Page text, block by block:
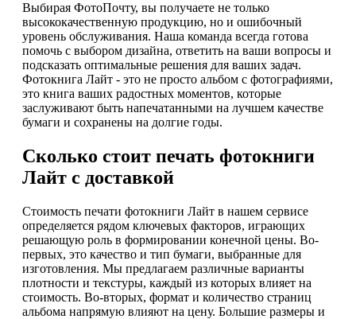
Выбирая ФотоПочту, вы получаете не только
высококачественную продукцию, но и ошибочный
уровень обслуживания. Наша команда всегда готова
помочь с выбором дизайна, ответить на ваши вопросы и
подсказать оптимальные решения для ваших задач.
Фотокнига Лайт - это не просто альбом с фотографиями,
это книга ваших радостных моментов, которые
заслуживают быть напечатанными на лучшем качестве
бумаги и сохранены на долгие годы.
Сколько стоит печать фотокниги
Лайт с доставкой
Стоимость печати фотокниги Лайт в нашем сервисе
определяется рядом ключевых факторов, играющих
решающую роль в формировании конечной цены. Во-
первых, это качество и тип бумаги, выбранные для
изготовления. Мы предлагаем различные варианты
плотности и текстуры, каждый из которых влияет на
стоимость. Во-вторых, формат и количество страниц
альбома напрямую влияют на цену. Большие размеры и